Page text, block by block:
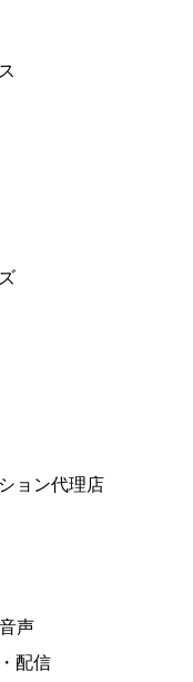
ョン代理店
声
配信